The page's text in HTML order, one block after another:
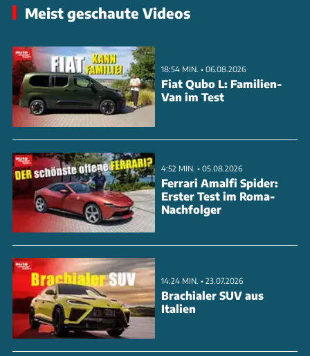
deutlich unter dem Tiguan (9,6 l/100 km). Auch bei
mit 34,9 Metern Bremsweg. Die Beschleunigung von
0 auf 100 km/h absolviert der Allrad-SUV in 9,0
Sekunden. Das Doppelkupplungsgetriebe überzeugt
mit schnellen Schaltvorgängen, zeigt aber beim
Anfahren kleine Schwächen. Die adaptive Dämpfung
sorgt für hohen Fahrkomfort. Mit 562 Litern
Kofferraumvolumen und umfangreicher
Serienausstattung inklusive Memory-Sitze
überzeugt der Sportage auch im Alltag. Der
Grundpreis liegt bei 45.490 Euro für die GT-line-
Version.
ANZEIGE
Meist geschaute Videos
18:54 MIN. • 06.08.2026
Fiat Qubo L: Familien-
Van im Test
4:52 MIN. • 05.08.2026
Ferrari Amalfi Spider:
Erster Test im Roma-
Nachfolger
14:24 MIN. • 23.07.2026
Brachialer SUV aus
Italien